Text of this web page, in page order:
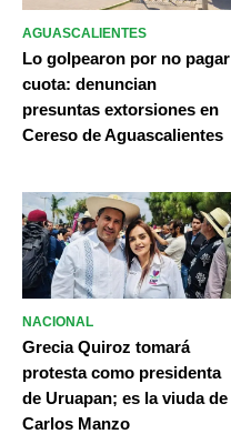
AGUASCALIENTES
Lo golpearon por no pagar
cuota: denuncian
presuntas extorsiones en
Cereso de Aguascalientes
NACIONAL
Grecia Quiroz tomará
protesta como presidenta
de Uruapan; es la viuda de
Carlos Manzo